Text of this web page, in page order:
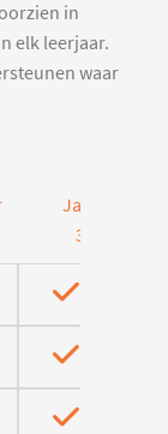
in
elk leerjaar.
waar
Jaar
3